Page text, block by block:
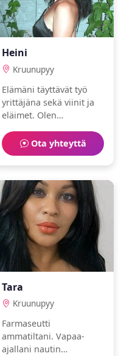
Heini
Kruunupyy
Elämäni täyttävät työ
yrittäjäna sekä viinit ja
eläimet. Olen
urheilullinen.Ota yhteyttä
Tara
Kruunupyy
Farmaseutti
ammatiltani. Vapaa-
ajallani nautin